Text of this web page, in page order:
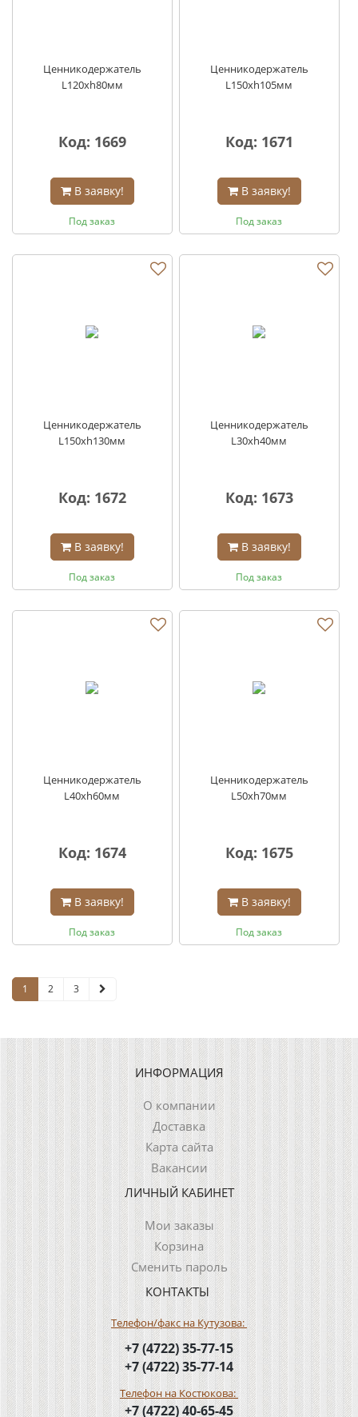
Ценникодержатель
L120хh80мм
Код: 1669
В заявку!
Под заказ
Ценникодержатель
L150хh105мм
Код: 1671
В заявку!
Под заказ
Ценникодержатель
L150хh130мм
Код: 1672
В заявку!
Под заказ
Ценникодержатель
L30хh40мм
Код: 1673
В заявку!
Под заказ
Ценникодержатель
L40хh60мм
Код: 1674
В заявку!
Под заказ
Ценникодержатель
L50хh70мм
Код: 1675
В заявку!
Под заказ
1 2 3
ИНФОРМАЦИЯ
О компании
Доставка
Карта сайта
Вакансии
ЛИЧНЫЙ КАБИНЕТ
Мои заказы
Корзина
Сменить пароль
КОНТАКТЫ
Телефон/факс на Кутузова:
+7 (4722) 35-77-15
+7 (4722) 35-77-14
Телефон на Костюкова:
+7 (4722) 40-65-45